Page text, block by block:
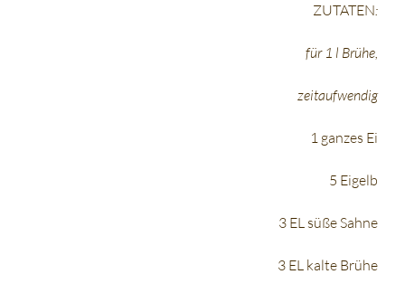
ZUTATEN:
für 1 l Brühe,
zeitaufwendig
1 ganzes Ei
5 Eigelb
3 EL süße Sahne
3 EL kalte Brühe